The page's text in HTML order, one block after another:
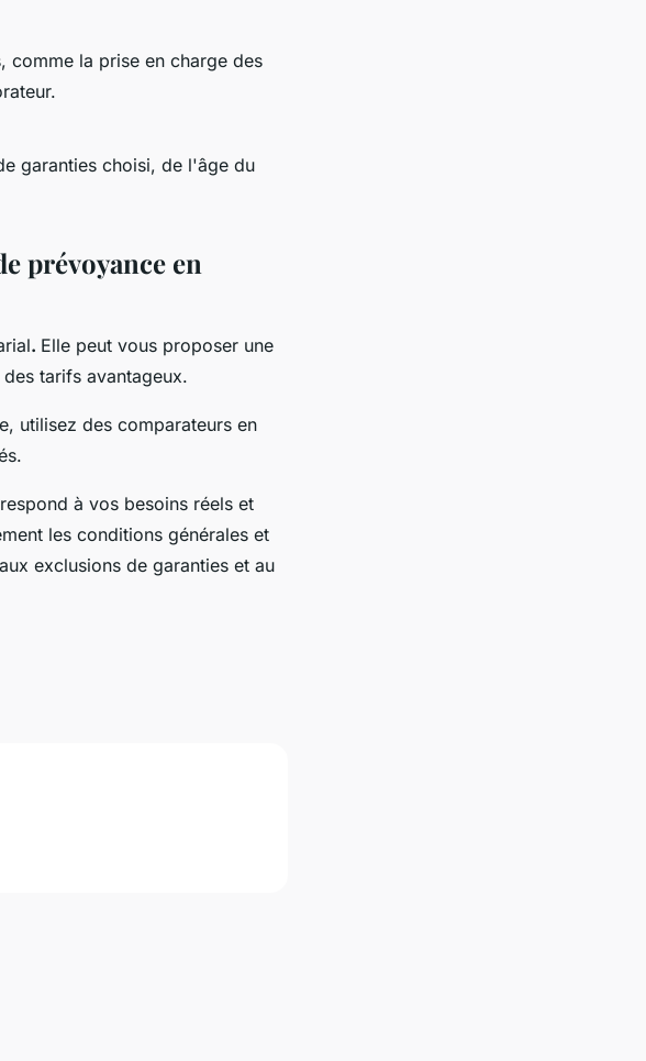
comme la prise en charge des
garanties choisi, de l'âge du
prévoyance en
. Elle peut vous proposer une
tarifs avantageux.
utilisez des comparateurs en
à vos besoins réels et
les conditions générales et
exclusions de garanties et au